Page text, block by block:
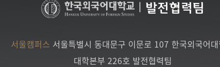
발전협력팀
서울캠퍼스 서울특별시 동대문구 이문로 107 한국외국어
대학본부 226호 발전협력팀